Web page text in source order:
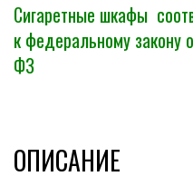
Сигаретные шкафы
к федеральному закону
ФЗ
ОПИСАНИЕ